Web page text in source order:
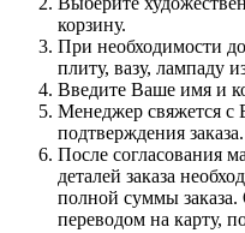
корзину.
При необходимости
плиту, вазу, лампаду
Введите Ваше имя и
Менеджер свяжется с
подтверждения заказа.
После согласования
деталей заказа
полной суммы
переводом на карту,